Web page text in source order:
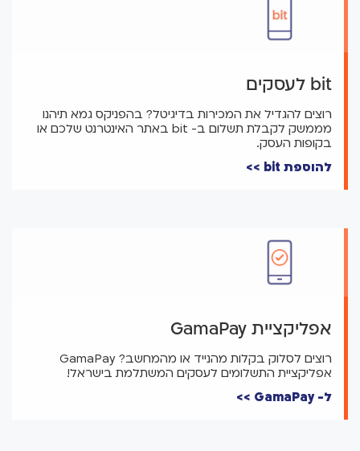
bit לעסקים
רוצים להגדיל את המכירות בדיגיטל? בהפניקס גמא תיהנו
מממשק לקבלת תשלום ב- bit באתר האינטרנט שלכם או
בקופות העסק.
להוספת bit >>
אפליקציית GamaPay
רוצים לסלוק בקלות מהנייד או מהמחשב? GamaPay
אפליקציית התשלומים לעסקים המשתלמת בישראל!
ל- GamaPay >>